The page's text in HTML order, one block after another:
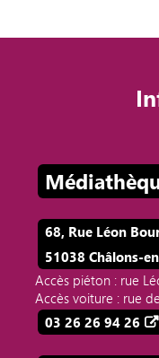
68, Rue Léon
51038 Châlons-
Accès piéton : rue
Accès voiture : rue
03 26 26 94 26